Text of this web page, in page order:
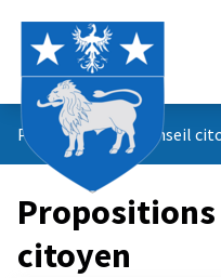
Propositions du conseil
citoyen